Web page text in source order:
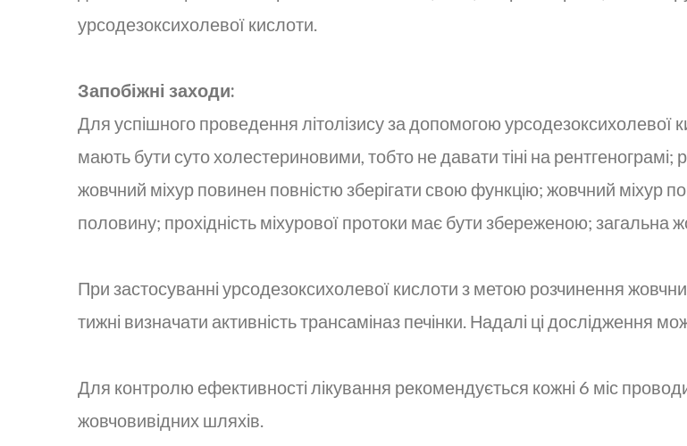
урсодезоксихолевої кислоти.
Запобіжні заходи:
Для успішного проведення літолізису за допомогою урсодезоксихолевої
мають бути суто холестериновими, тобто не давати тіні на
жовчний міхур повинен повністю зберігати свою функцію; жовчний міхур
половину; прохідність міхурової протоки має бути збереженою; загальна
При застосуванні урсодезоксихолевої кислоти з метою розчинення
тижні визначати активність трансаміназ печінки. Надалі ці дослідження
Для контролю ефективності лікування рекомендується кожні 6 міс
жовчовивідних шляхів.